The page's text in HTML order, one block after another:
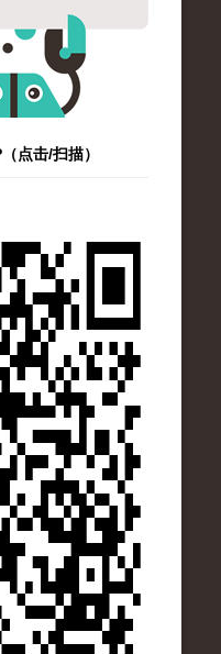
点击/扫描）